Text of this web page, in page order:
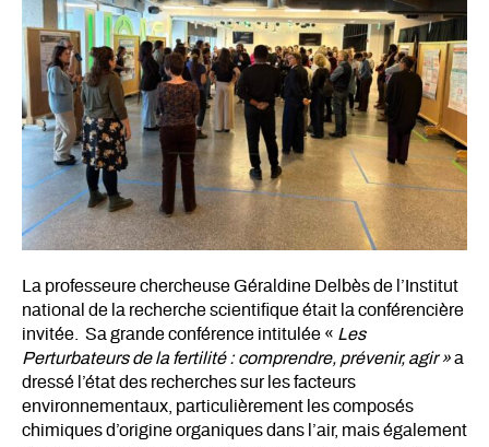
La professeure chercheuse Géraldine Delbès de l’Institut
national de la recherche scientifique était la conférencière
invitée. Sa grande conférence intitulée « Les
Perturbateurs de la fertilité : comprendre, prévenir, agir »a
dressé l’état des recherches sur les facteurs
environnementaux, particulièrement les composés
chimiques d’origine organiques dans l’air, mais également